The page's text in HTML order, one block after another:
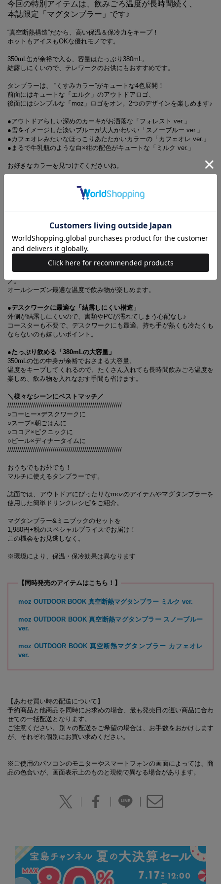
今回の特別アイテムは、飲みごろ温度が長時間続く、
本誌限定「マグタンブラー」です♪
“真空断熱構造”だから、高い保温＆保冷力をキープ！
ホットもアイスもOKな優れモノです。
350mL缶が余裕で入る、容量はたっぷり380mL。
結露しにくいので、テレワークのお供にもおすすめです。
タンブラーは、 “くすみカラー”がキュートな4色展開！
前面にはキュートな「エルク」のアウトドアロゴ、
後面にはシンプルな「moz」ロゴをオン。2つのデザインを楽しめます♪
●アウトドアらしい深めのカーキがお洒落な「フォレスト ver.」
●雪をイメージした淡いブルーが大人かわいい「スノーブルー ver.」
●カフェオレみたいなほっこりあたたかいカラーの「カフェオレ ver.」
●まるで牛乳瓶のような白×紺の配色がキュートな「ミルク ver.」
お好きなカラーを見つけてくださいね。
タンブラーの中は真空断熱構造。冷たい飲み物には熱が伝わりづらく、
あたたかい飲み物は冷めにくい構造。
飲みごろ温度が長時間続きます。
●“ホット”も“アイス”もこれひとつ！ 「温冷兼用」
ホットにもアイスにも対応しているので、365日いつでも使える優れモ
ノ。
オールシーズン最適な温度で飲み物が楽しめます。
●デスクワークに最適な「結露しにくい構造」
外側が結露しにくいので、書類やPCが濡れてしまう心配なし♪
コースターも不要で、デスクワークにも最適。持ち手が熱くも冷たくも
ならないのも嬉しいポイント。
●たっぷり飲める「380mLの大容量」
350mLの缶の中身が余裕でおさまる大容量。
温度をキープしてくれるので、たくさん入れても長時間飲みごろ温度を
楽しめ、飲み物を入れなおす手間も省けます。
＼様々なシーンにベストマッチ／
//////////////////////////////////////////////////////////
○コーヒー×デスクワークに
○スープ×朝ごはんに
○ココア×ピクニックに
○ビール×ディナータイムに
//////////////////////////////////////////////////////////
おうちでもお外でも！
マルチに使えるタンブラーです。
誌面では、アウトドアにぴったりなmozのアイテムやマグタンブラーを
使用した簡単ドリンクレシピをご紹介。
マグタンブラー&ミニブックのセットを
1,980円+税のスペシャルプライスでお届け！
この機会をお見逃しなく。
※環境により、保温・保冷効果は異なります
【同時発売のアイテムはこちら！】
moz OUTDOOR BOOK 真空断熱マグタンブラー ミルク ver.
moz OUTDOOR BOOK 真空断熱マグタンブラー スノーブルー
ver.
moz OUTDOOR BOOK 真空断熱マグタンブラー カフェオレ
ver.
【あわせ買い時の配送について】
予約商品と他商品を同時にお求めの場合、最も発売日の遅い商品に合わ
せての一括配送となります。
ご注意ください。別々の配送をご希望の場合は、お手数をおかけします
が、それぞれ個別にお買い求めください。
※ご使用のパソコンのモニターやスマートフォンの画面によっては、商
品の色合いが、画面表示上のものと現物で異なる場合があります。